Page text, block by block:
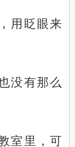
用眨眼来
没有那么
室里，可